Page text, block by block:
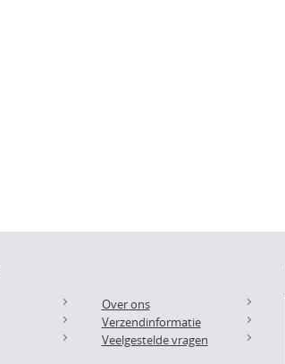
Over ons
Verzendinformatie
Veelgestelde vragen